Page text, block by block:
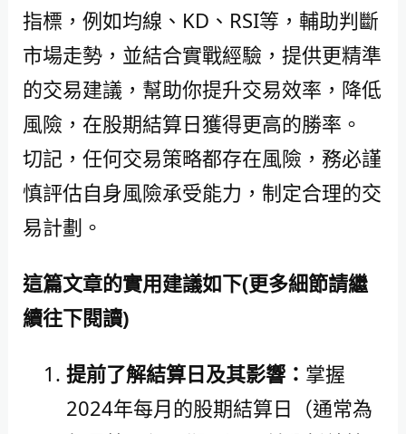
指標，例如均線、KD、RSI等，輔助判斷
市場走勢，並結合實戰經驗，提供更精準
的交易建議，幫助你提升交易效率，降低
風險，在股期結算日獲得更高的勝率。
切記，任何交易策略都存在風險，務必謹
慎評估自身風險承受能力，制定合理的交
易計劃。
這篇文章的實用建議如下(更多細節請繼
續往下閱讀)
提前了解結算日及其影響： 掌握
2024年每月的股期結算日（通常為